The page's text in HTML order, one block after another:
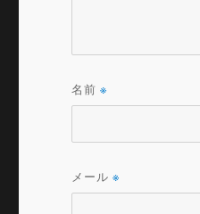
名前※
メール※